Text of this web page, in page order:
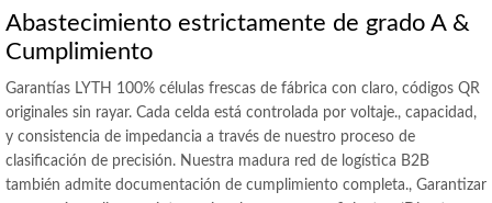
Abastecimiento estrictamente de grado A &
Cumplimiento
Garantías LYTH 100% células frescas de fábrica con claro, códigos QR
originales sin rayar. Cada celda está controlada por voltaje., capacidad,
y consistencia de impedancia a través de nuestro proceso de
clasificación de precisión. Nuestra madura red de logística B2B
también admite documentación de cumplimiento completa., Garantizar